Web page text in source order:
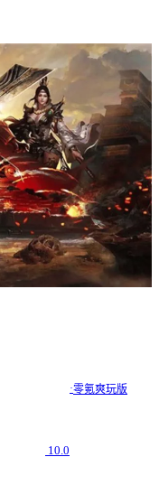
10.0
·零氪爽玩版